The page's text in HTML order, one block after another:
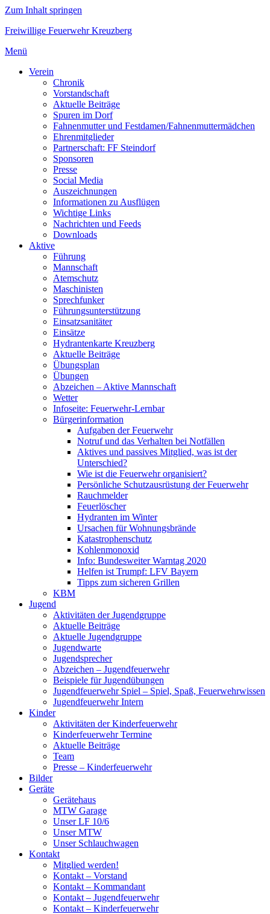
Zum Inhalt springen
Freiwillige Feuerwehr Kreuzberg
Menü
Verein
Chronik
Vorstandschaft
Aktuelle Beiträge
Spuren im Dorf
Fahnenmutter und Festdamen/Fahnenmuttermädchen
Ehrenmitglieder
Partnerschaft: FF Steindorf
Sponsoren
Presse
Social Media
Auszeichnungen
Informationen zu Ausflügen
Wichtige Links
Nachrichten und Feeds
Downloads
Aktive
Führung
Mannschaft
Atemschutz
Maschinisten
Sprechfunker
Führungsunterstützung
Einsatzsanitäter
Einsätze
Hydrantenkarte Kreuzberg
Aktuelle Beiträge
Übungsplan
Übungen
Abzeichen – Aktive Mannschaft
Wetter
Infoseite: Feuerwehr-Lernbar
Bürgerinformation
Aufgaben der Feuerwehr
Notruf und das Verhalten bei Notfällen
Aktives und passives Mitglied, was ist der
Unterschied?
Wie ist die Feuerwehr organisiert?
Persönliche Schutzausrüstung der Feuerwehr
Rauchmelder
Feuerlöscher
Hydranten im Winter
Ursachen für Wohnungsbrände
Katastrophenschutz
Kohlenmonoxid
Info: Bundesweiter Warntag 2020
Helfen ist Trumpf: LFV Bayern
Tipps zum sicheren Grillen
KBM
Jugend
Aktivitäten der Jugendgruppe
Aktuelle Beiträge
Aktuelle Jugendgruppe
Jugendwarte
Jugendsprecher
Abzeichen – Jugendfeuerwehr
Beispiele für Jugendübungen
Jugendfeuerwehr Spiel – Spiel, Spaß, Feuerwehrwissen
Jugendfeuerwehr Intern
Kinder
Aktivitäten der Kinderfeuerwehr
Kinderfeuerwehr Termine
Aktuelle Beiträge
Team
Presse – Kinderfeuerwehr
Bilder
Geräte
Gerätehaus
MTW Garage
Unser LF 10/6
Unser MTW
Unser Schlauchwagen
Kontakt
Mitglied werden!
Kontakt – Vorstand
Kontakt – Kommandant
Kontakt – Jugendfeuerwehr
Kontakt – Kinderfeuerwehr